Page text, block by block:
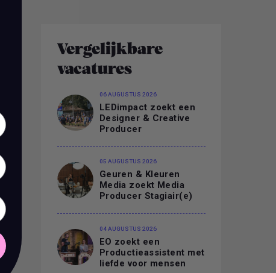
Vergelijkbare
vacatures
06 AUGUSTUS 2026
LEDimpact zoekt een
Designer & Creative
Producer
05 AUGUSTUS 2026
Geuren & Kleuren
Media zoekt Media
Producer Stagiair(e)
04 AUGUSTUS 2026
EO zoekt een
Productieassistent met
liefde voor mensen